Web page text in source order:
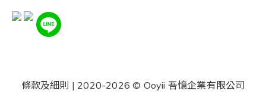
條款及細則 | 2020-2026 © Ooyii 吾憶企業有限公司